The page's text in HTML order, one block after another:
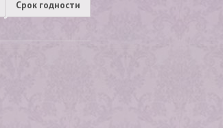
Срок годности